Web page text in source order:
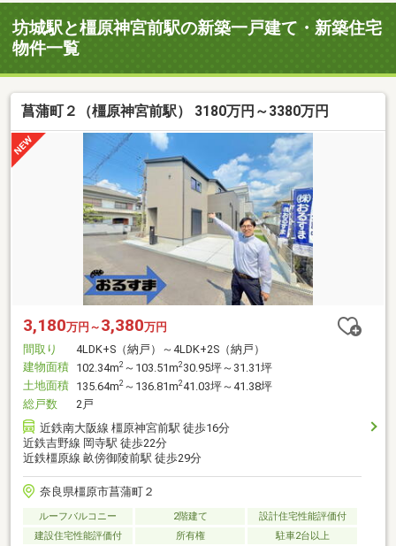
坊城駅と橿原神宮前駅の新築一戸建て・新築住宅
物件一覧
菖蒲町２（橿原神宮前駅） 3180万円～3380万円
3,180万円～ 3,380万円
間取り
4LDK+S（納戸）～4LDK+2S（納戸）
建物面積 102.34m2 ～103.51m2 30.95坪～31.31坪
土地面積 135.64m2 ～136.81m241.03坪～41.38坪
総戸数
2戸
近鉄南大阪線 橿原神宮前駅 徒歩16分
近鉄吉野線 岡寺駅 徒歩22分
近鉄橿原線 畝傍御陵前駅 徒歩29分
奈良県橿原市菖蒲町２
ルーフバルコニー 2階建て
設計住宅性能評価付
建設住宅性能評価付
所有権 駐車2台以上